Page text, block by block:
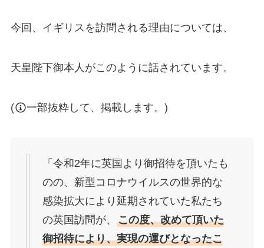
今回、イギリスを訪問される理由については、
天皇陛下御本人がこのように話されています。
( 一部抜粋して、掲載します。)
「令和2年に英国より御招待を頂いたも
のの、新型コロナウイルスの世界的な
感染拡大により延期されていた私たち
の英国訪問が、 この度、改めて頂いた
御招待により、実現の運びとなったこ